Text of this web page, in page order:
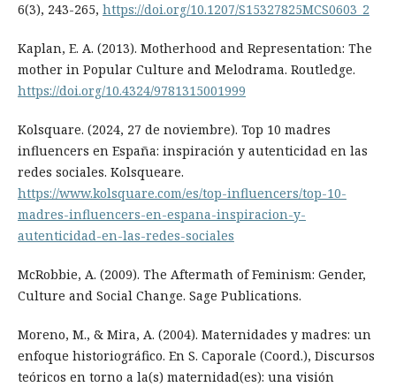
6(3), 243-265, https://doi.org/10.1207/S15327825MCS0603_2
Kaplan, E. A. (2013). Motherhood and Representation: The
mother in Popular Culture and Melodrama. Routledge.
https://doi.org/10.4324/9781315001999
Kolsquare. (2024, 27 de noviembre). Top 10 madres
influencers en España: inspiración y autenticidad en las
redes sociales. Kolsqueare.
https://www.kolsquare.com/es/top-influencers/top-10-
madres-influencers-en-espana-inspiracion-y-
autenticidad-en-las-redes-sociales
McRobbie, A. (2009). The Aftermath of Feminism: Gender,
Culture and Social Change. Sage Publications.
Moreno, M., & Mira, A. (2004). Maternidades y madres: un
enfoque historiográfico. En S. Caporale (Coord.), Discursos
teóricos en torno a la(s) maternidad(es): una visión